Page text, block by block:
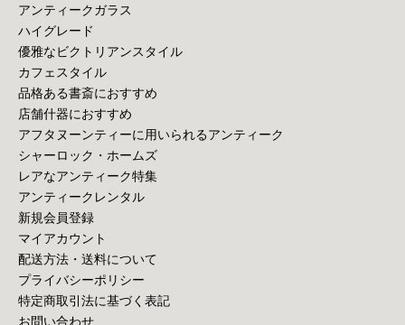
アンティークガラス
ハイグレード
優雅なビクトリアンスタイル
カフェスタイル
品格ある書斎におすすめ
店舗什器におすすめ
アフタヌーンティーに用いられるアンティーク
シャーロック・ホームズ
レアなアンティーク特集
アンティークレンタル
新規会員登録
マイアカウント
配送方法・送料について
プライバシーポリシー
特定商取引法に基づく表記
お問い合わせ